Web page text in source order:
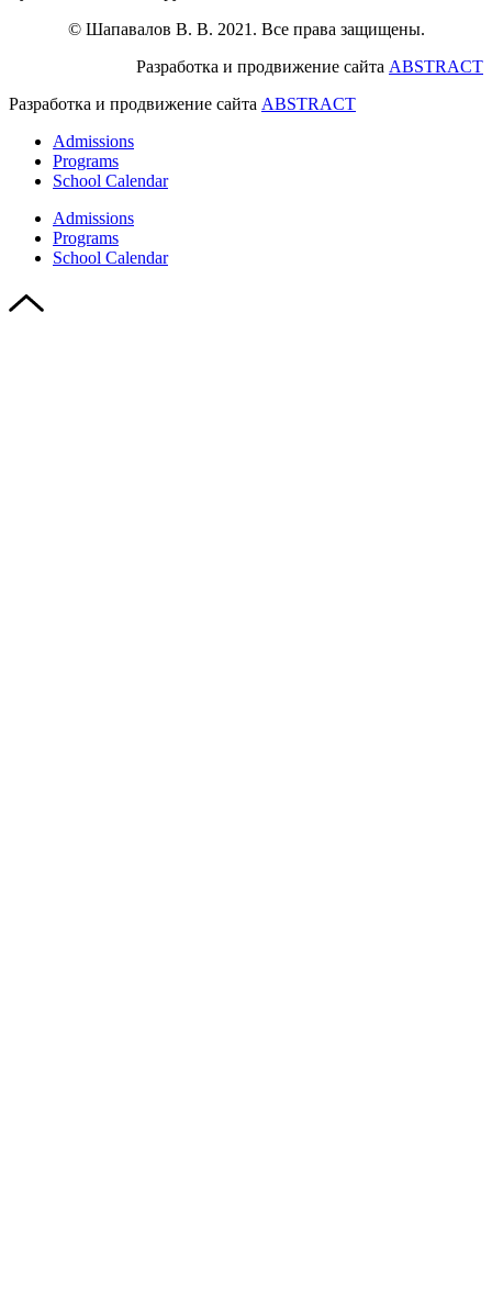
© Шапавалов В. В. 2021. Все права защищены.
Разработка и продвижение сайта ABSTRACT
Разработка и продвижение сайта ABSTRACT
Admissions
Programs
School Calendar
Admissions
Programs
School Calendar